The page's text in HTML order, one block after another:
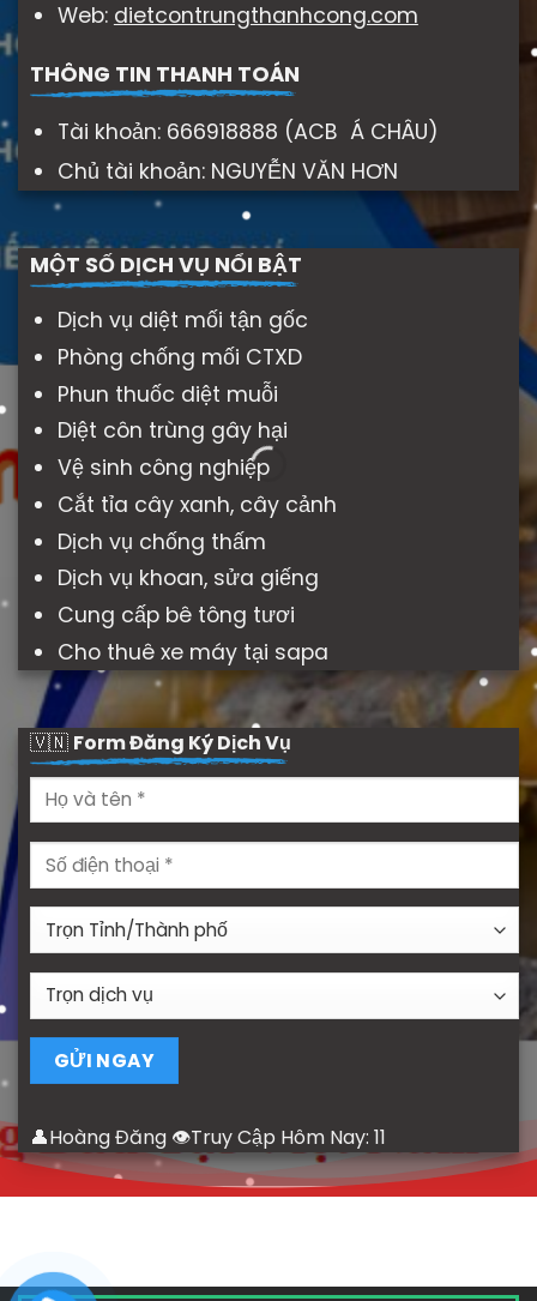
Web: dietcontrungthanhcong.com
THÔNG TIN THANH TOÁN
Tài khoản: 666918888 (ACB Á CHÂU)
Chủ tài khoản: NGUYỄN VĂN HƠN
MỘT SỐ DỊCH VỤ NỔI BẬT
Dịch vụ diệt mối tận gốc
Phòng chống mối CTXD
Phun thuốc diệt muỗi
Diệt côn trùng gây hại
Vệ sinh công nghiệp
Cắt tỉa cây xanh, cây cảnh
Dịch vụ chống thấm
Dịch vụ khoan, sửa giếng
Cung cấp bê tông tươi
Cho thuê xe máy tại sapa
🇻🇳 Form Đăng Ký Dịch Vụ
👤Hoàng Đăng 👁Truy Cập Hôm Nay: 11